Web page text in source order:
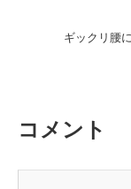
ギックリ腰
コメント